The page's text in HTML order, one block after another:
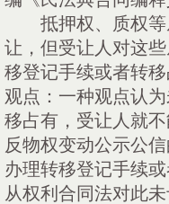
抵押权、质权
让，但受让人对这
移登记手续或者转
观点：一种观点认
移占有，受让人就
反物权变动公示公
办理转移登记手续
从权利合同法对此